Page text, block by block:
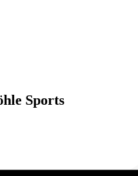
Sports